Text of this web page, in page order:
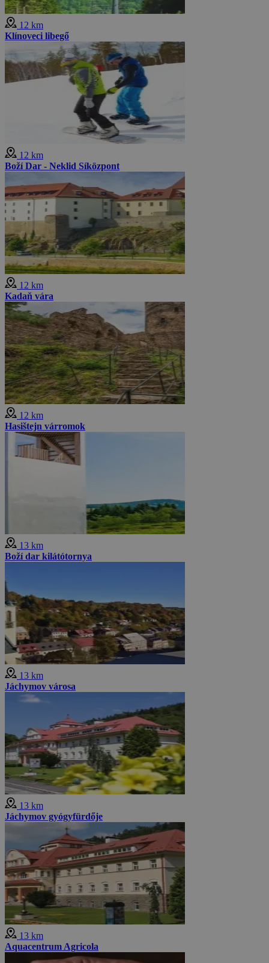
12 km
Klínoveci libegő
12 km
Boží Dar - Neklid Síközpont
12 km
Kadaň vára
12 km
Hasištejn várromok
13 km
Boží dar kilátótornya
13 km
Jáchymov városa
13 km
Jáchymov gyógyfürdője
13 km
Aquacentrum Agricola